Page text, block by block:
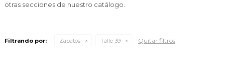
otras secciones de nuestro catálogo.
Filtrando por: Zapatos Talle 39 Quitar filtros